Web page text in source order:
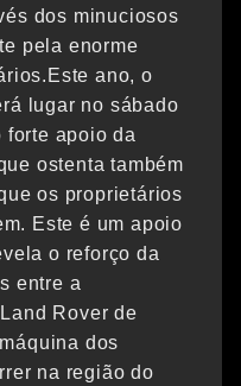
dos minuciosos
pela enorme
ano, o
lugar no sábado
forte apoio da
ostenta também
os proprietários
Este é um apoio
o reforço da
entre a
Rover de
dos
na região do